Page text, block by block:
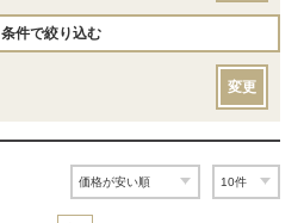
条件で絞り込む
変更